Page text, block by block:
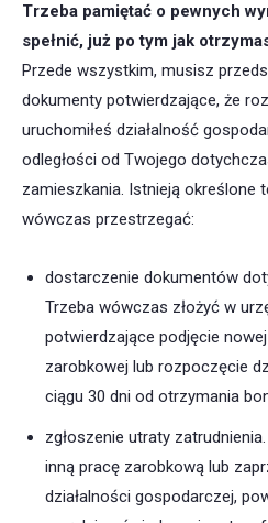
Trzeba pamiętać o pewnych
spełnić, już po tym jak
Przede wszystkim, musisz
dokumenty potwierdzające, że
uruchomiłeś działalność
odległości od Twojego
zamieszkania. Istnieją określone
wówczas przestrzegać:
dostarczenie dokumentów
Trzeba wówczas złożyć w
potwierdzające podjęcie
zarobkowej lub rozpoczęcie
ciągu 30 dni od otrzymania
zgłoszenie utraty
inną pracę zarobkową lub
działalności gospodarczej,